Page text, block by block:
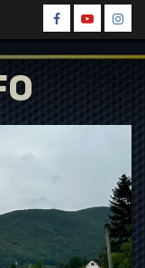
Spin
Facebook
Spin
Youtube
Spin